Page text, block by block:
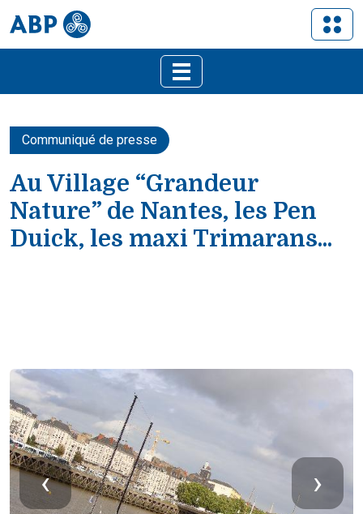
Communiqué de presse
Au Village “Grandeur
Nature” de Nantes, les Pen
Duick, les maxi Trimarans...
‹ ›